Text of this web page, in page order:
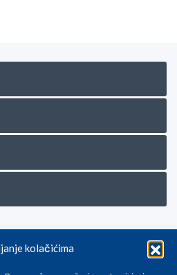
kolačićima